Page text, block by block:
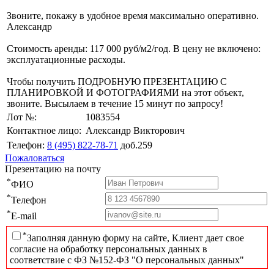
Звоните, покажу в удобное время максимально оперативно.
Александр
Стоимость аренды: 117 000 руб/м2/год. В цену не включено:
эксплуатационные расходы.
Чтобы получить ПОДРОБНУЮ ПРЕЗЕНТАЦИЮ С
ПЛАНИРОВКОЙ И ФОТОГРАФИЯМИ на этот объект,
звоните. Высылаем в течение 15 минут по запросу!
Лот №:
1083554
Контактное лицо: Александр Викторович
Телефон: 8 (495) 822-78-71 доб.259
Пожаловаться
Презентацию на почту
*ФИО
*Телефон
*E-mail
*Заполняя данную форму на сайте, Клиент дает свое
согласие на обработку персональных данных в
соответствие с ФЗ №152-ФЗ "О персональных данных"